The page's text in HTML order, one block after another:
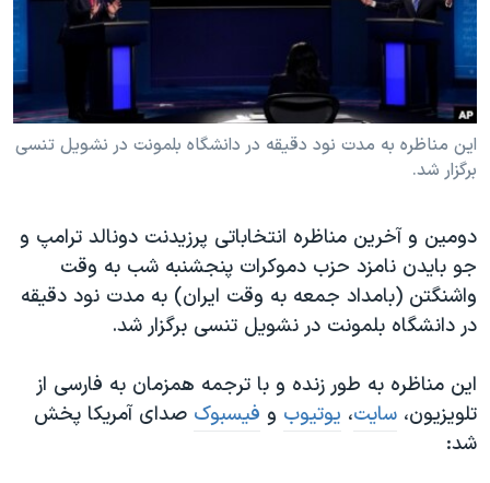
فرهنگ و زندگی
حقوق شهروندی
اقتصادی
علم و فناوری
اسرائیل در جنگ
آرشیو پخش زنده
مستندها
انتخابات ریاست جمهوری آمریکا ۲۰۲۴
حمله جمهوری اسلامی به اسرائیل
رمز مهسا
ورزش زنان در ایران
مجموعه مستندهای دادخواهی
تریبونال مردمی آبان ۹۸
دادگاه حمید نوری
چهل سال گروگان‌گیری
قانون شفافیت دارائی کادر رهبری ایران
اعتراضات مردمی آبان ۹۸
دنبال کنید
زبانهای مختلف
این مناظره به مدت نود دقیقه در دانشگاه بلمونت در نشویل تنسی
برگزار شد.
دومین و آخرین مناظره انتخاباتی پرزیدنت دونالد ترامپ و
جو بایدن نامزد حزب دموکرات پنجشنبه شب به وقت
واشنگتن (بامداد جمعه به وقت ایران) به مدت نود دقیقه
در دانشگاه بلمونت در نشویل تنسی برگزار شد.
این مناظره به طور زنده و با ترجمه همزمان به فارسی از
تلویزیون، سایت، یوتیوب و فیسبوک صدای آمریکا پخش
شد: